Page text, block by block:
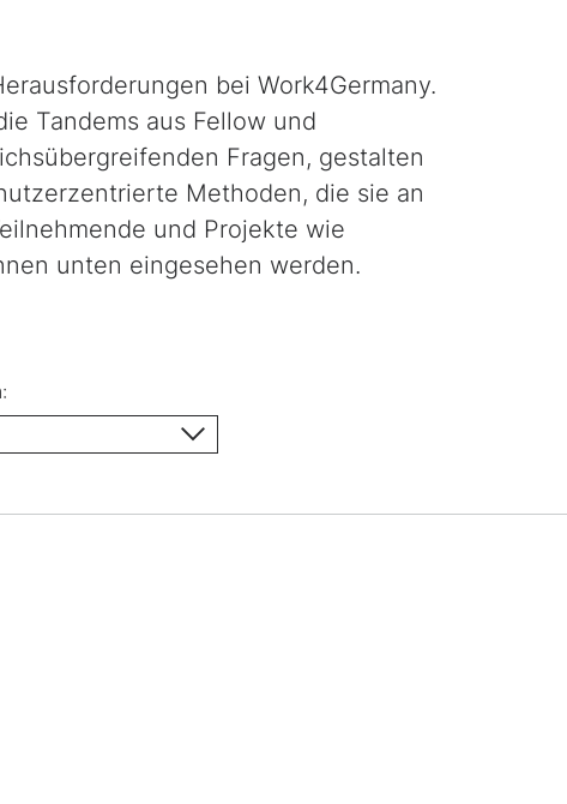
bei Work4Germany.
Tandems aus Fellow und
Fragen, gestalten
Methoden, die sie an
und Projekte wie
unten eingesehen werden.